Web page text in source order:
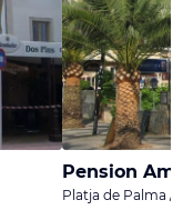
Pension
Platja de Palma /